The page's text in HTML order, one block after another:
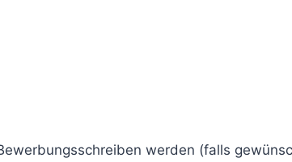
werden (falls